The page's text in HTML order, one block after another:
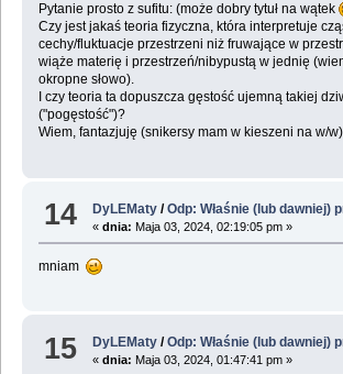
Pytanie prosto z sufitu: (może dobry tytuł na wątek
Czy jest jakaś teoria fizyczna, która interpretuje
cechy/fluktuacje przestrzeni niż fruwające w
wiąże materię i przestrzeń/nibypustą w jednię
okropne słowo).
I czy teoria ta dopuszcza gęstość ujemną takiej
("pogęstość")?
Wiem, fantazjuję (snikersy mam w kieszeni na w/
14 DyLEMaty /Odp: Właśnie (lub dawniej)
«dnia: Maja 03, 2024, 02:19:05 pm »
mniam
15 DyLEMaty /Odp: Właśnie (lub dawniej)
«dnia: Maja 03, 2024, 01:47:41 pm »